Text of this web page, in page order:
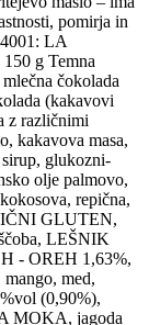
pomirja in
LA
g Temna
čokolada
(kakavovi
z različnimi
kakavova masa,
glukozni-
olje palmovo,
repična,
GLUTEN,
LEŠNIK
- OREH 1,63%,
med,
(0,90%),
MOKA, jagoda